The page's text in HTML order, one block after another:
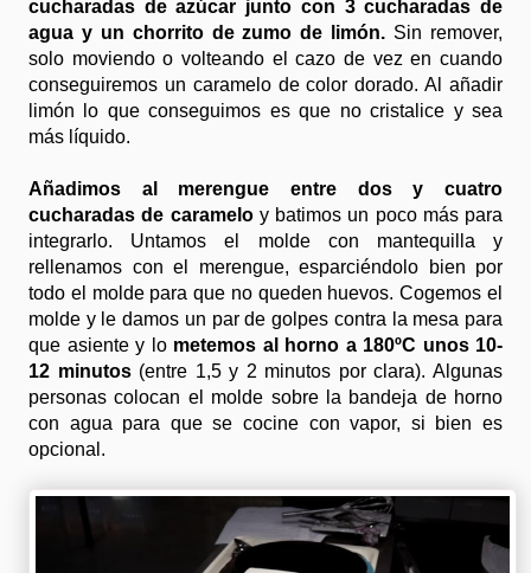
cucharadas de azúcar junto con 3 cucharadas de
agua y un chorrito de zumo de limón. Sin remover,
solo moviendo o volteando el cazo de vez en cuando
conseguiremos un caramelo de color dorado. Al añadir
limón lo que conseguimos es que no cristalice y sea
más líquido.
Añadimos al merengue entre dos y cuatro
cucharadas de carameloy batimos un poco más para
integrarlo. Untamos el molde con mantequilla y
rellenamos con el merengue, esparciéndolo bien por
todo el molde para que no queden huevos. Cogemos el
molde y le damos un par de golpes contra la mesa para
que asiente y lo metemos al horno a 180ºC unos 10-
12 minutos(entre 1,5 y 2 minutos por clara). Algunas
personas colocan el molde sobre la bandeja de horno
con agua para que se cocine con vapor, si bien es
opcional.